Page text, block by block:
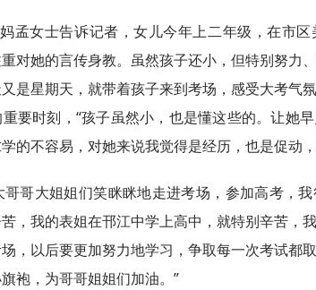
孟女士告诉记者，女儿今年上二年级，在市
对她的言传身教。虽然孩子还小，但特别努力
是星期天，就带着孩子来到考场，感受大考气
要时刻，“孩子虽然小，也是懂这些的。让她
的不容易，对她来说我觉得是经历，也是促动
哥哥大姐姐们笑眯眯地走进考场，参加高考，
，我的表姐在邗江中学上高中，就特别辛苦，
，以后要更加努力地学习，争取每一次考试都
袍，为哥哥姐姐们加油。”